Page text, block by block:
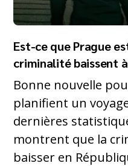
Est-ce que Prague
criminalité baissent
Bonne nouvelle
planifient un
dernières
montrent que la
baisser en